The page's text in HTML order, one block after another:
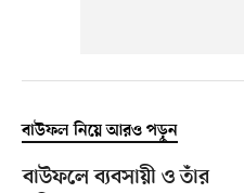
বাউফল নিয়ে আরও পড়ুন
বাউফলে ব্যবসায়ী ও তাঁর